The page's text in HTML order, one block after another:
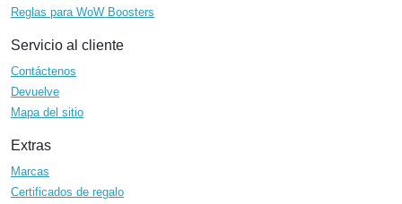
Reglas para WoW Boosters
Servicio al cliente
Contáctenos
Devuelve
Mapa del sitio
Extras
Marcas
Certificados de regalo